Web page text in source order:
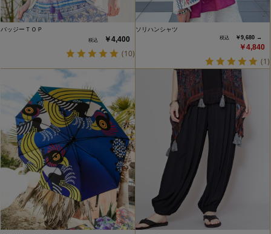
バッジーＴＯＰ
￥4,400
(10)
ソリハンシャツ
￥9,680 →
￥4,840
(1)